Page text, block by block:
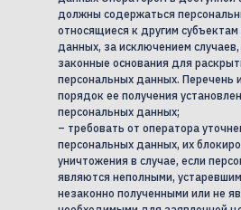
должны содержаться
относящиеся к другим
данных, за исключением
законные основания для
персональных данных. Перечень
порядок ее получения
персональных данных;
– требовать от оператора
персональных данных, их
уничтожения в случае, если
являются неполными,
незаконно полученными или не